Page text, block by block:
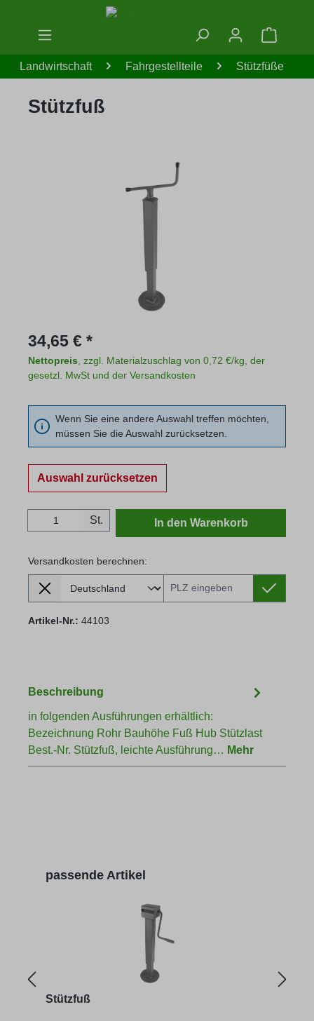
Zum Hauptinhalt springen
Landwirtschaft Fahrgestellteile Stützfüße
Stützfuß
Regulärer Preis:
34,65 € *
Nettopreis , zzgl. Materialzuschlag von 0,72 €/kg, der
gesetzl. MwSt und der Versandkosten
Wenn Sie eine andere Auswahl treffen möchten,
müssen Sie die Auswahl zurücksetzen.
Auswahl zurücksetzen
Produkt Anzahl: Gib den gewünschten
St. In den Warenkorb
Versandkosten berechnen:
Lieferland
Versandkosten berechnen:
Artikel-Nr.: 44103
Beschreibung
in folgenden Ausführungen erhältlich:
Bezeichnung Rohr Bauhöhe Fuß Hub Stützlast
Best.-Nr. Stützfuß, leichte Ausführung… Mehr
Produktgalerie überspringen
passende Artikel
Stützfuß